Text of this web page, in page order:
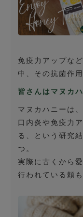
免疫力アップな
中、その抗菌作
皆さんはマヌカ
マヌカハニーは
口内炎や免疫力
る、という研究
つ。
実際に古くから
行われている頼